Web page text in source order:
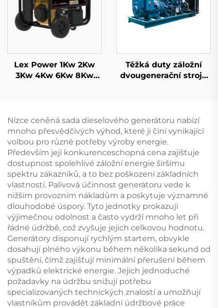
Lex Power 1Kw 2Kw
3Kw 4Kw 6Kw 8Kw
Těžká duty záložní
dvougenerační stroje
Nízce ceněná sada dieselového generátoru nabízí
mnoho přesvědčivých výhod, které ji činí vynikající
volbou pro různé potřeby výroby energie.
Především její konkurenceschopná cena zajišťuje
dostupnost spolehlivé záložní energie širšímu
spektru zákazníků, a to bez poškození základních
vlastností. Palivová účinnost generátoru vede k
nižším provozním nákladům a poskytuje významné
dlouhodobé úspory. Tyto jednotky prokazují
výjimečnou odolnost a často vydrží mnoho let při
řádné údržbě, což zvyšuje jejich celkovou hodnotu.
Generátory disponují rychlým startem, obvykle
dosahují plného výkonu během několika sekund od
spuštění, čímž zajišťují minimální přerušení během
výpadků elektrické energie. Jejich jednoduché
požadavky na údržbu snižují potřebu
specializovaných technických znalostí a umožňují
vlastníkům provádět základní údržbové práce